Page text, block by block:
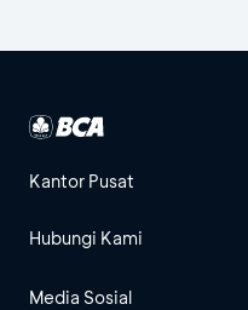
Kantor Pusat
Hubungi Kami
Media Sosial